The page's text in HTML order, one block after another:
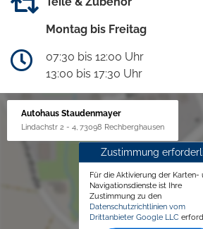
Montag bis Freitag
07:30 bis 12:00 Uhr
13:00 bis 17:30 Uhr
Autohaus Staudenmayer
Lindachstr 2 - 4, 73098 Rechberghausen
Zustimmung
Für die Aktivierung der Karten-
Navigationsdienste ist Ihre
Zustimmung zu den
Datenschutzrichtlinien vom
Drittanbieter Google LLC